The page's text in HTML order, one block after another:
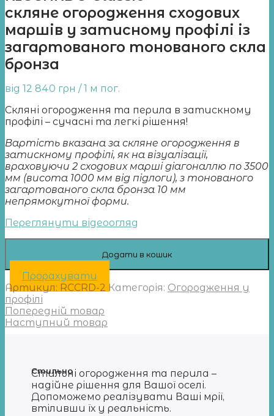
скляне огородження сходових
маршів у затисному профілі із
загартованого тонованого скла
бронза
від 12 840 грн / 1 м пог.
Скляні огородження та перила в затискному
профілі – сучасні та легкі рішення!
Вартість вказана за скляне огородження в
затискному профілі, як на візуалізації,
враховуючи 2 сходових марші діагоналлю по 3500
мм (висота 1000 мм від підлоги), з тонованого
загартованого скла бронза 10 мм
непрямокутної форми.
Переглянути відеоогляд
Додати в кошик
Прорахувати
Артикул: RCCRD-2 Категорія: Огородження у
профілі
Попередній товар
Наступний товар
Стильно
Стильні огородження та перила –
надійне рішення для Вашої оселі.
Допоможемо реалізувати Ваші мрії,
втіливши їх у реальність.